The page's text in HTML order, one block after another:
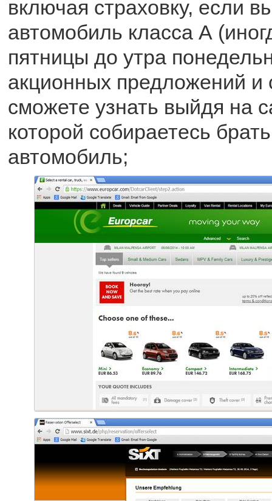
включая страховку, если
автомобиль класса А
пятницы до утра
акционных предложений и
сможете узнать выйдя на
которой собираетесь
автомобиль;